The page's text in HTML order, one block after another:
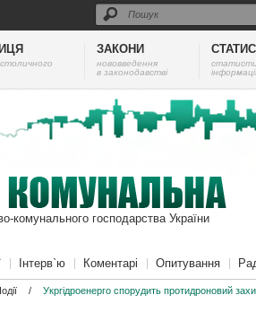
ЗАКОНИ
нововведення
в законодавстві
комунального господарства України
Інтерв`ю Коментарі Опитування
/ Укргідроенерго спорудить протидроновий